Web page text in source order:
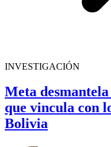
INVESTIGACIÓN
Meta desmantela
que vincula con
Bolivia